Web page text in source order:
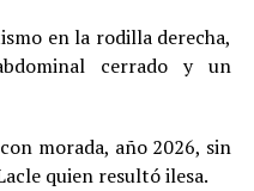
en la rodilla derecha,
cerrado y un
morada, año 2026, sin
quien resultó ilesa.